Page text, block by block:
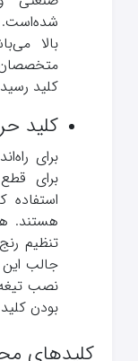
بالا
متخصصان
کلید
کلید
برای
برای
استفاده
هستند.
تنظیم
جالب
نصب
بودن
کلیدهای